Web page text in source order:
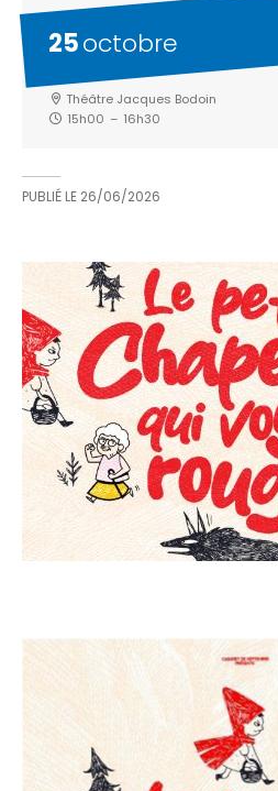
25octobre
Théâtre Jacques Bodoin
15h00 – 16h30
PUBLIÉ LE 26/06/2026